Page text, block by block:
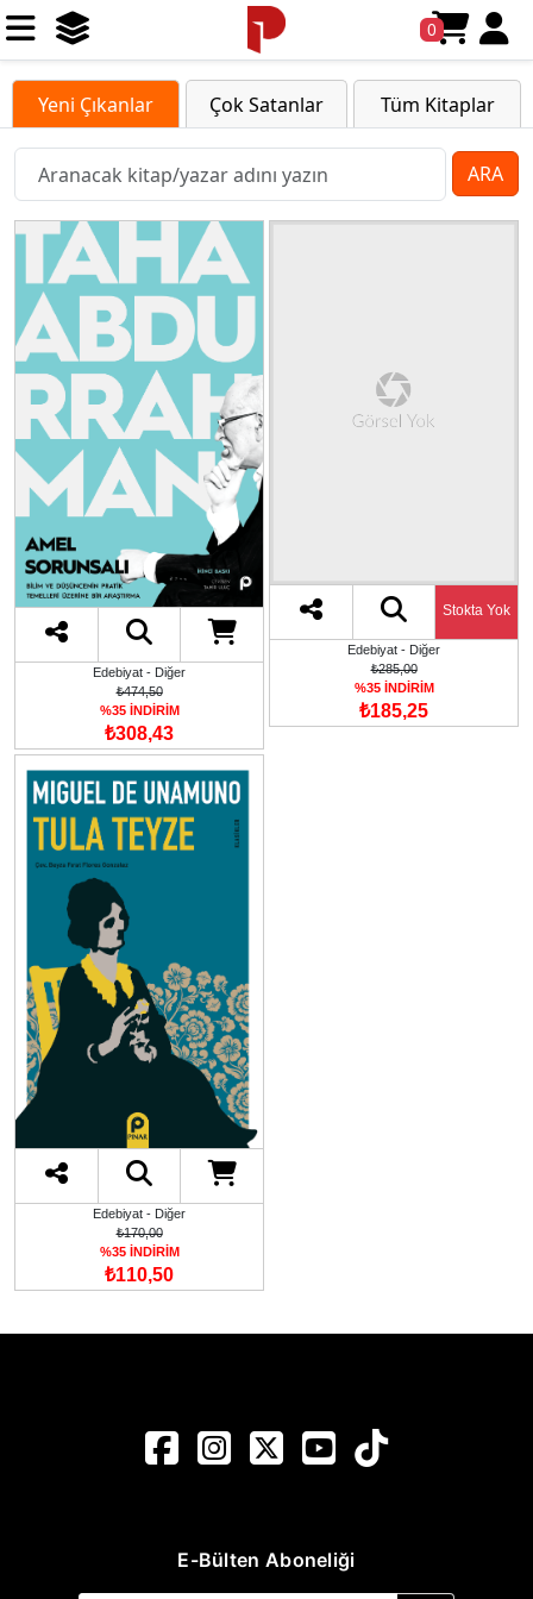
0
Yeni Çıkanlar Çok Satanlar Tüm Kitaplar
ARA
Edebiyat - Diğer
₺474,50
%35 İNDİRİM
₺308,43
Stokta Yok
Edebiyat - Diğer
₺285,00
%35 İNDİRİM
₺185,25
Edebiyat - Diğer
₺170,00
%35 İNDİRİM
₺110,50
E-Bülten Aboneliği